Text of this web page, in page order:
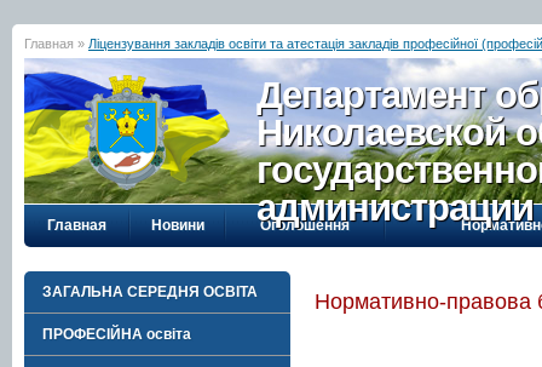
Главная » Ліцензування закладів освіти та атестація закладів професійної
Департамент
Николаевской
администрации
Главная Новини Оголошення
ЗАГАЛЬНА СЕРЕДНЯ ОСВІТА
ПРОФЕСІЙНА освіта
Нормативно-правова